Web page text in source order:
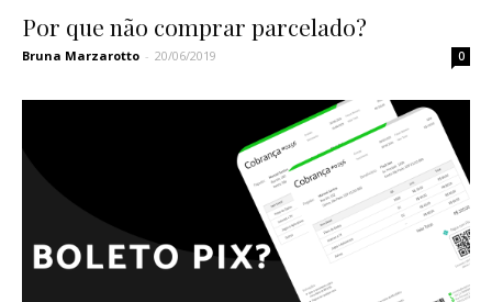
Por que não comprar parcelado?
Bruna Marzarotto - 20/06/2019 0